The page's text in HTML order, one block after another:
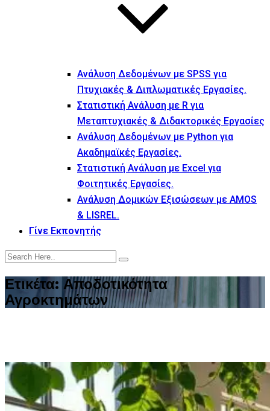
Ανάλυση Δεδομένων με SPSS για
Πτυχιακές & Διπλωματικές Εργασίες.
Στατιστική Ανάλυση με R για
Μεταπτυχιακές & Διδακτορικές Εργασίες
Ανάλυση Δεδομένων με Python για
Ακαδημαϊκές Εργασίες.
Στατιστική Ανάλυση με Excel για
Φοιτητικές Εργασίες.
Ανάλυση Δομικών Εξισώσεων με AMOS
& LISREL.
Γίνε Εκπονητής
Ετικέτα: Αποδοτικότητα
Αγροκτημάτων